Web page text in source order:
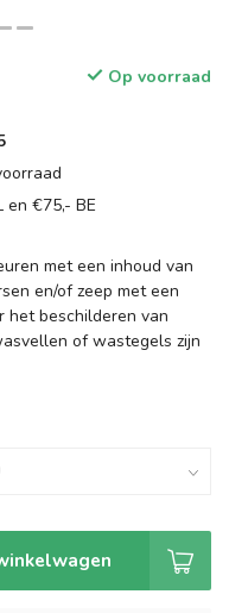
Op voorraad
en €75,- BE
met een inhoud van
en/of zeep met een
het beschilderen van
of wastegels zijn